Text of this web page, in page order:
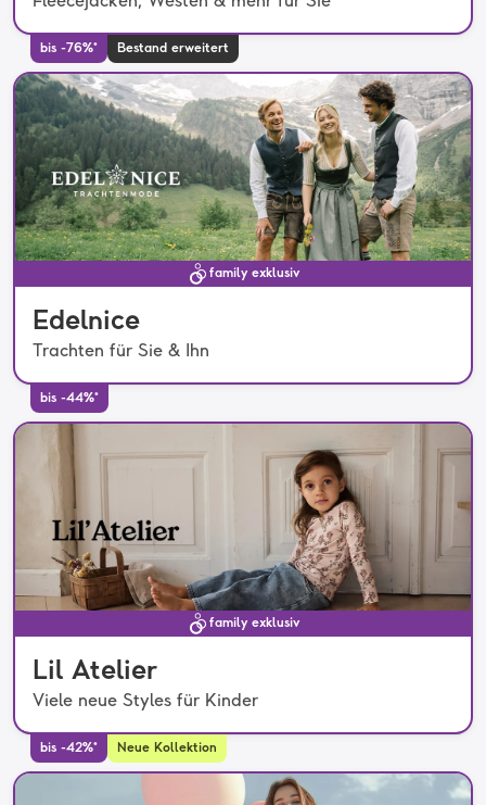
bis -76%* Bestand erweitert
family exklusiv
Edelnice
Trachten für Sie & Ihn
bis -44%*
family exklusiv
Lil Atelier
Viele neue Styles für Kinder
bis -42%* Neue Kollektion